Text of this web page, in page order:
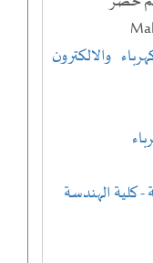
والالكترون
- كلية الهندسة